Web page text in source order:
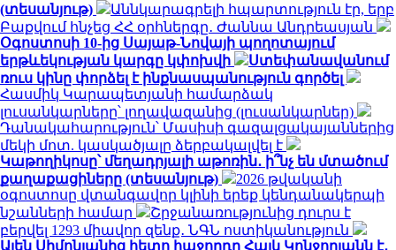
(տեսանյութ)
Աննկարագրելի հպարտություն էր, երբ
Բաքվում հնչեց ՀՀ օրհներգը․ Ժաննա Անդրեասյան
Օգոստոսի 10-ից Սայաթ-Նովայի պողոտայում
երթևեկության կարգը կփոխվի
Ստեփանավանում
ռուս կինը փորձել է ինքնասպանություն գործել
Հասմիկ Կարապետյանի համարձակ
լուսանկարները՝ լողավազանից (լուսանկարներ)
Դանակահարություն՝ Մասիսի գազալցակայաններից
մեկի մոտ. կասկածյալը ձերբակալվել է
Կաթողիկոսը՝ մեղադրյալի աթոռին․ ի՞նչ են մտածում
քաղաքացիները (տեսանյութ)
2026 թվականի
օգոստոսը վտանգավոր կլինի երեք կենդանակերպի
նշանների համար
Շրջանառությունից դուրս է
բերվել 1293 միավոր զենք․ ՆԳՆ ոստիկանություն
Ալեն Սիմոնյանից հետո հաջորդը Հայկ Կոնջորյանն է․